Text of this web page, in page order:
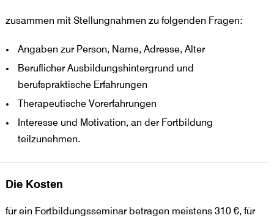
zusammen mit Stellungnahmen zu folgenden Fragen:
Angaben zur Person, Name, Adresse, Alter
Beruflicher Ausbildungshintergrund und
berufspraktische Erfahrungen
Therapeutische Vorerfahrungen
Interesse und Motivation, an der Fortbildung
teilzunehmen.
Die Kosten
für ein Fortbildungsseminar betragen meistens 310 €, für